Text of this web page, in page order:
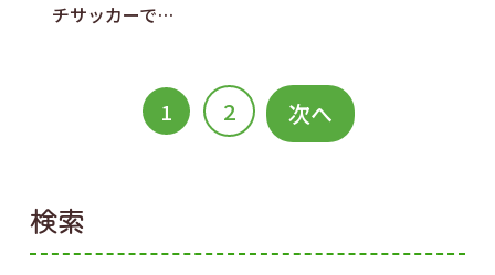
チサッカーで…
1 2 次へ
検索